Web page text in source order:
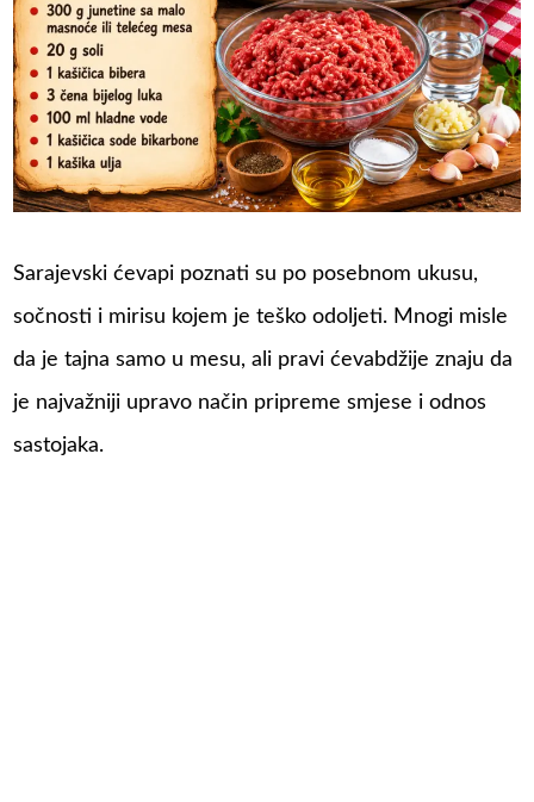
Sarajevski ćevapi poznati su po posebnom ukusu,
sočnosti i mirisu kojem je teško odoljeti. Mnogi misle
da je tajna samo u mesu, ali pravi ćevabdžije znaju da
je najvažniji upravo način pripreme smjese i odnos
sastojaka.